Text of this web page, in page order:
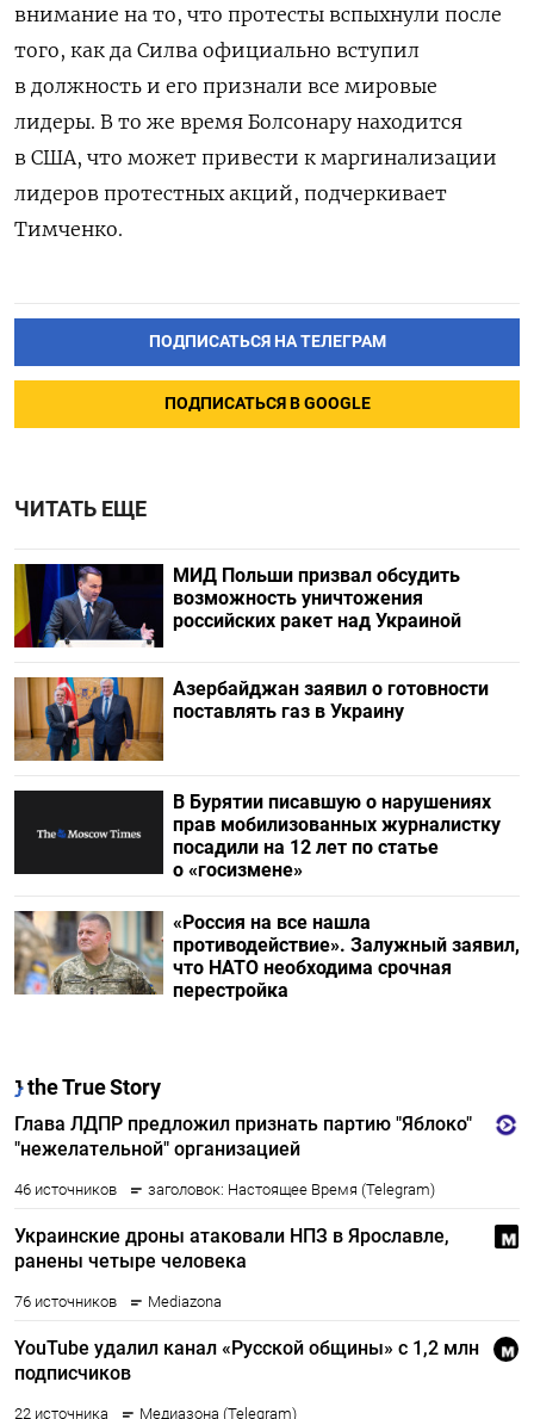
внимание на то, что протесты вспыхнули после
того, как да Силва официально вступил
в должность и его признали все мировые
лидеры. В то же время Болсонару находится
в США, что может привести к маргинализации
лидеров протестных акций, подчеркивает
Тимченко.
ПОДПИСАТЬСЯ НА ТЕЛЕГРАМ
ПОДПИСАТЬСЯ В GOOGLE
ЧИТАТЬ ЕЩЕ
МИД Польши призвал обсудить
возможность уничтожения
российских ракет над Украиной
Азербайджан заявил о готовности
поставлять газ в Украину
В Бурятии писавшую о нарушениях
прав мобилизованных журналистку
посадили на 12 лет по статье
о «госизмене»
«Россия на все нашла
противодействие». Залужный заявил,
что НАТО необходима срочная
перестройка